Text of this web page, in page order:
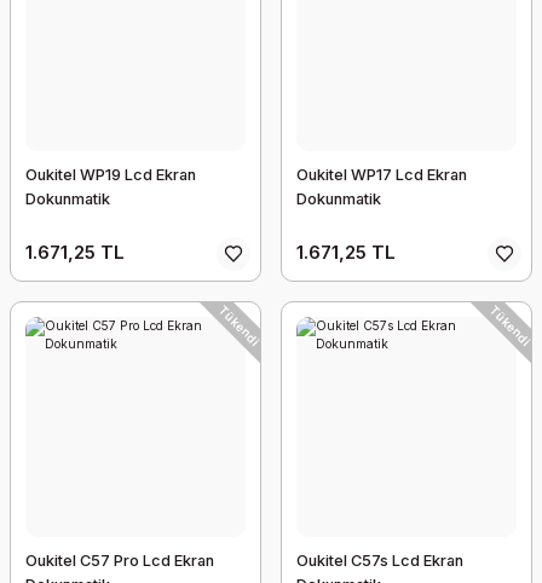
Oukitel WP19 Lcd Ekran
Dokunmatik
1.671,25 TL
Oukitel WP17 Lcd Ekran
Dokunmatik
1.671,25 TL
Tükendi
Oukitel C57 Pro Lcd Ekran
Tükendi
Oukitel C57s Lcd Ekran